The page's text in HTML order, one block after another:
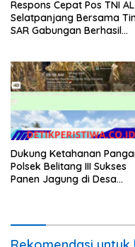
Respons Cepat Pos TNI AL
Selatpanjang Bersama
SAR Gabungan Berhasil
Mengkikip Kepulauan
Dukung Ketahanan
Polsek Belitang III Sukses
Panen Jagung di Desa